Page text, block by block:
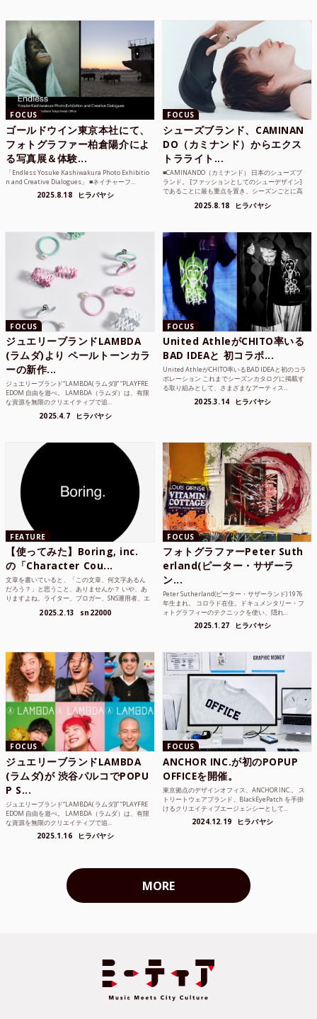
FOCUS
ゴールドウイン東京本社にて、
フォトグラファー柏倉陽介によ
る写真展＆体験...
「Endless Yosuke Kashiwakura Photo Exhibitio
n and Creative Dialogues」 ■ネイチャーフ...
2025.8.18 ヒラバヤシ
FOCUS
シューズブランド、CAMINAN
DO（カミナンド）からエクス
トラライト...
■CAMINANDO（カミナンド） 日本のシューズブ
ランド。 [ファッションとしてのシューデザイン]
であることに最も重点を置き、シーズンごとに高
2025.8.18 ヒラバヤシ
FOCUS
ジュエリーブランドLAMBDA
(ラムダ)より ペールトーンカラ
ーの新作...
ジュエリーブランド“LAMBDA( ラムダ))” “PLAYFRE
EDOM 自由を遊べ。 LAMBDA（ラムダ）は、有限
な資源を無限のクリエイティブで追...
2025.4.7 ヒラバヤシ
FOCUS
United AthleがCHITO率いる
BAD IDEAと 初コラボ...
United AthleがCHITO率いるBAD IDEAと初のコラ
ボレーション これまでシーズンカタログに掲載す
る取り組みとして、さまざまなアーティス...
2025.3.14 ヒラバヤシ
FEATURE
【使ってみた】Boring, inc.
の「Character Cou...
文章を書いていると、「この文章、何文字あるん
だろう？」と思うこと、ありませんか？ いや、あ
りますよね。ライター、ブロガー、SNS運用者、エ
2025.2.13 sn22000
FOCUS
フォトグラファーPeter Suth
erland(ピーター・サザーラ
ン...
Peter Sutherland(ピーター・サザーランド) 1976
年生まれ。 コロラド在住。ドキュメンタリー・フ
ォトグラフィーのテクニックを使い、隠れ...
2025.1.27 ヒラバヤシ
FOCUS
ジュエリーブランドLAMBDA
(ラムダ)が 渋谷パルコでPOPU
P S...
ジュエリーブランド“LAMBDA( ラムダ))” “PLAYFRE
EDOM 自由を遊べ。 LAMBDA（ラムダ）は、有限
な資源を無限のクリエイティブで追...
2025.1.16 ヒラバヤシ
FOCUS
ANCHOR INC.が初のPOPUP
OFFICEを開催。
東京拠点のデザインオフィス、ANCHOR INC.。 ス
トリートウェアブランド、BlackEyePatch を手掛
けるクリエイティブエージェンシーとして...
2024.12.19 ヒラバヤシ
MORE